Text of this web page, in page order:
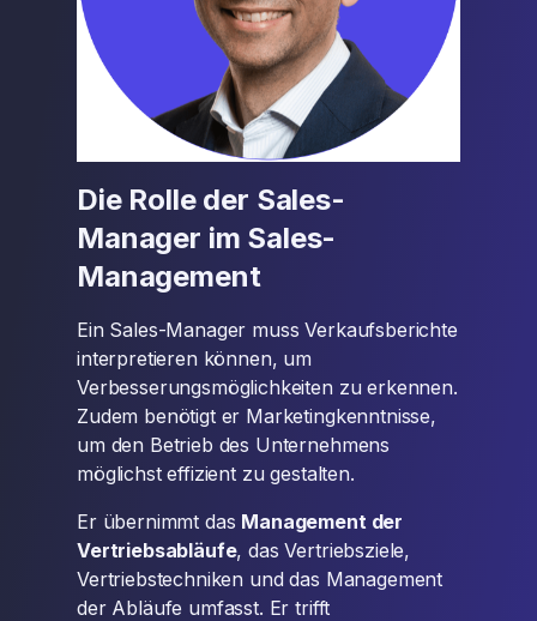
Die Rolle der Sales-
Manager im Sales-
Management
Ein Sales-Manager muss Verkaufsberichte
interpretieren können, um
Verbesserungsmöglichkeiten zu erkennen.
Zudem benötigt er Marketingkenntnisse,
um den Betrieb des Unternehmens
möglichst effizient zu gestalten.
Er übernimmt das Management der
Vertriebsabläufe, das Vertriebsziele,
Vertriebstechniken und das Management
der Abläufe umfasst. Er trifft